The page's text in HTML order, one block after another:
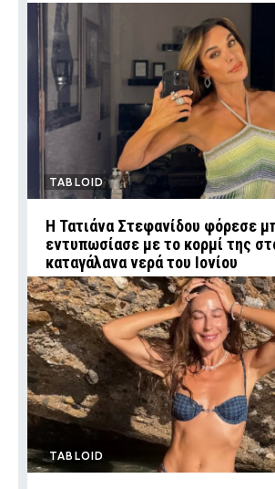
TABLOID
Η Τατιάνα Στεφανίδου φόρεσε
εντυπωσίασε με το κορμί της
καταγάλανα νερά του Ιονίου
TABLOID